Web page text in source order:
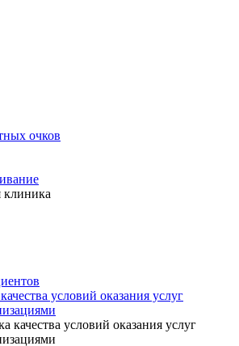
очков
клиника
условий оказания услуг